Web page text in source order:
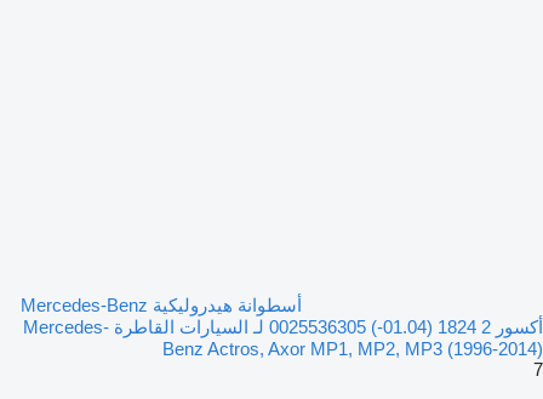
أسطوانة هيدروليكية Mercedes-Benz
أكسور 2 1824 (01.04-) 0025536305 لـ السيارات القاطرة Mercedes-
Benz Actros, Axor MP1, MP2, MP3 (1996-2014)
7